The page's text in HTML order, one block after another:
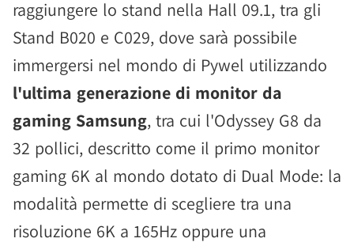
raggiungere lo stand nella Hall 09.1, tra gli
Stand B020 e C029, dove sarà possibile
immergersi nel mondo di Pywel utilizzando
l'ultima generazione di monitor da
gaming Samsung, tra cui l'Odyssey G8 da
32 pollici, descritto come il primo monitor
gaming 6K al mondo dotato di Dual Mode: la
modalità permette di scegliere tra una
risoluzione 6K a 165Hz oppure una